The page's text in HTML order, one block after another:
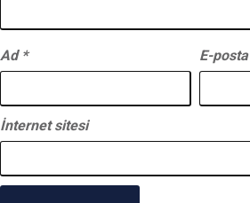
Ad * E-posta
İnternet sitesi